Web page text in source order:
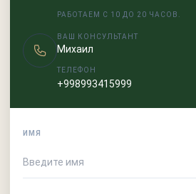
РАБОТАЕМ С 10 ДО 20 ЧАСОВ.
ВАШ КОНСУЛЬТАНТ
Михаил
ТЕЛЕФОН
+998993415999
ИМЯ